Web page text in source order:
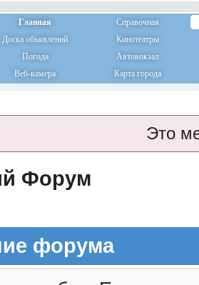
Главная
Справочная
Доска объявлений
Кинотеатры
Погода
Автовокзал
Веб-камера
Карта города
Это
Форум
форума